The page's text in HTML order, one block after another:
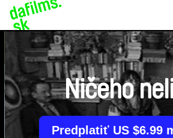
Ničeho
Predplatiť US $6.99